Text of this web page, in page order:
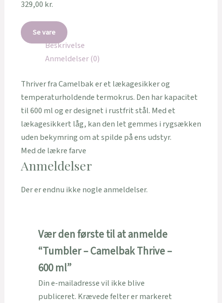
329,00 kr.
Se vare
Beskrivelse
Anmeldelser (0)
Thriver fra Camelbak er et lækagesikker og
temperaturholdende termokrus. Den har kapacitet
til 600 ml og er designet i rustfrit stål. Med et
lækagesikkert låg, kan den let gemmes i rygsækken
uden bekymring om at spilde på ens udstyr.
Med de lækre farve
Anmeldelser
Der er endnu ikke nogle anmeldelser.
Vær den første til at anmelde
“Tumbler – Camelbak Thrive –
600 ml”
Din e-mailadresse vil ikke blive
publiceret. Krævede felter er markeret